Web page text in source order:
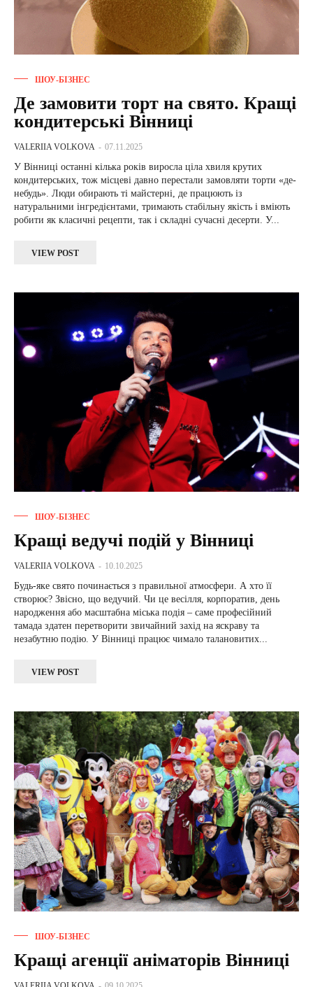
ШОУ-БІЗНЕС
Де замовити торт на свято. Кращі
кондитерські Вінниці
VALERIIA VOLKOVA - 07.11.2025
У Вінниці останні кілька років виросла ціла хвиля крутих
кондитерських, тож місцеві давно перестали замовляти торти «де-
небудь». Люди обирають ті майстерні, де працюють із
натуральними інгредієнтами, тримають стабільну якість і вміють
робити як класичні рецепти, так і складні сучасні десерти. У...
VIEW POST
ШОУ-БІЗНЕС
Кращі ведучі подій у Вінниці
VALERIIA VOLKOVA - 10.10.2025
Будь-яке свято починається з правильної атмосфери. А хто її
створює? Звісно, що ведучий. Чи це весілля, корпоратив, день
народження або масштабна міська подія – саме професійний
тамада здатен перетворити звичайний захід на яскраву та
незабутню подію. У Вінниці працює чимало талановитих...
VIEW POST
ШОУ-БІЗНЕС
Кращі агенції аніматорів Вінниці